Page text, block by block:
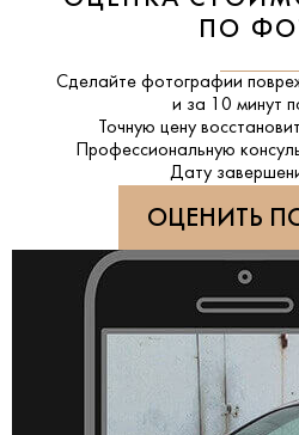
ПО
Сделайте фотографии
и за 10 минут
Точную цену
Профессиональную
Дату
ОЦЕНИТЬ